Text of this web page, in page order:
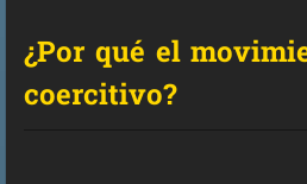
¿Por qué el
coercitivo?